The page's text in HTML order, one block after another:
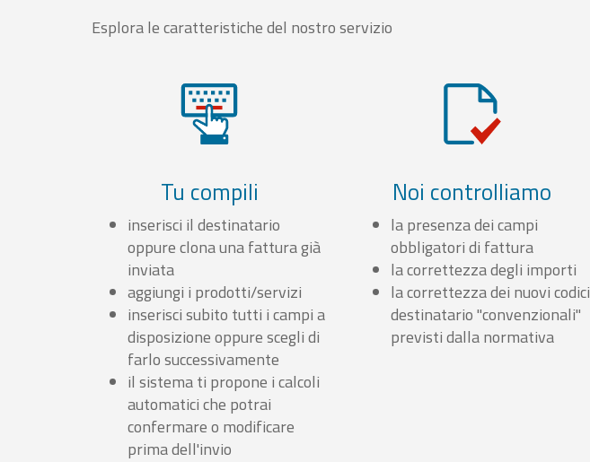
Esplora le caratteristiche del nostro servizio
Tu compili
inserisci il destinatario
oppure clona una fattura già
inviata
aggiungi i prodotti/servizi
inserisci subito tutti i campi a
disposizione oppure scegli di
farlo successivamente
il sistema ti propone i calcoli
automatici che potrai
confermare o modificare
prima dell'invio
Noi controlliamo
la presenza dei campi
obbligatori di fattura
la correttezza degli importi
la correttezza dei nuovi codici
destinatario "convenzionali"
previsti dalla normativa